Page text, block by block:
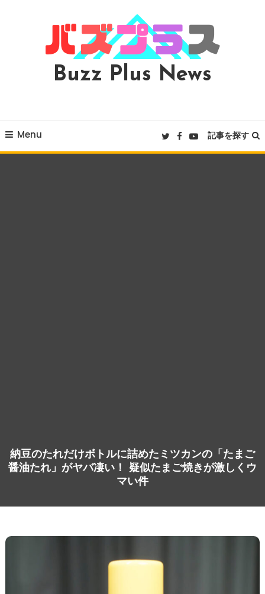
Buzz Plus News
Menu 記事を探す
納豆のたれだけボトルに詰めたミツカンの「たまご
醤油たれ」がヤバ凄い！ 疑似たまご焼きが激しくウ
マい件